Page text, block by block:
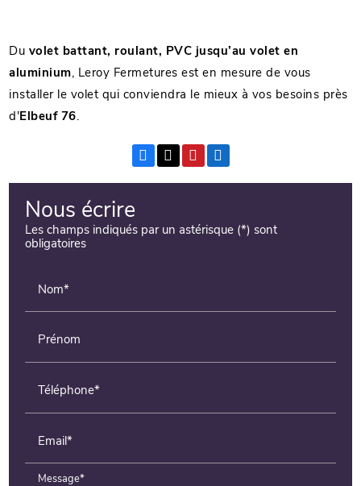
Du volet battant, roulant, PVC jusqu’au volet en
aluminium, Leroy Fermetures est en mesure de vous
installer le volet qui conviendra le mieux à vos besoins près
d'Elbeuf 76.
Nous écrire
Les champs indiqués par un astérisque (*) sont
obligatoires
Nom*
Prénom
Téléphone*
Email*
Message*